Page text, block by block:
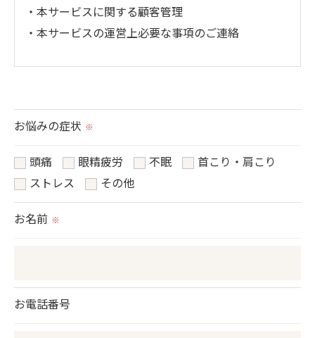
・本サービスに関する顧客管理
・本サービスの運営上必要な事項のご連絡
られた場合を除き、
ません。
＜個人情報の委託について＞
当社では、利用目的の達成に必要な範囲において、
置をとり、適切な監督を行います。
＜個人情報の安全管理＞
お悩みの症状 ※
頭痛 眼精疲労 不眠
首こり・肩こり
ストレス
その他
お名前 ※
お電話番号